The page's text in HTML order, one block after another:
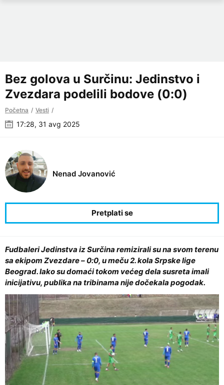
Bez golova u Surčinu: Jedinstvo i
Zvezdara podelili bodove (0:0)
Početna Vesti
17:28, 31 avg 2025
Nenad Jovanović
Fudbaleri Jedinstva iz Surčina remizirali su na svom terenu
sa ekipom Zvezdare – 0:0, u meču 2. kola Srpske lige
Beograd. Iako su domaći tokom većeg dela susreta imali
inicijativu, publika na tribinama nije dočekala pogodak.